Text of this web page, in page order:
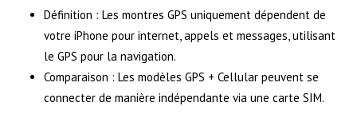
Définition : Les montres GPS uniquement dépendent de
votre iPhone pour internet, appels et messages, utilisant
le GPS pour la navigation.
Comparaison : Les modèles GPS + Cellular peuvent se
connecter de manière indépendante via une carte SIM.